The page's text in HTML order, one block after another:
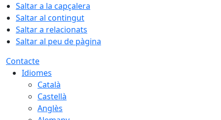
Saltar a la capçalera
Saltar al contingut
Saltar a relacionats
Saltar al peu de pàgina
Contacte
Idiomes
Català
Castellà
Anglès